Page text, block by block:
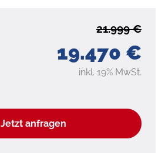
19.470 €
21.999 €
inkl. 19% MwSt.
Jetzt anfragen